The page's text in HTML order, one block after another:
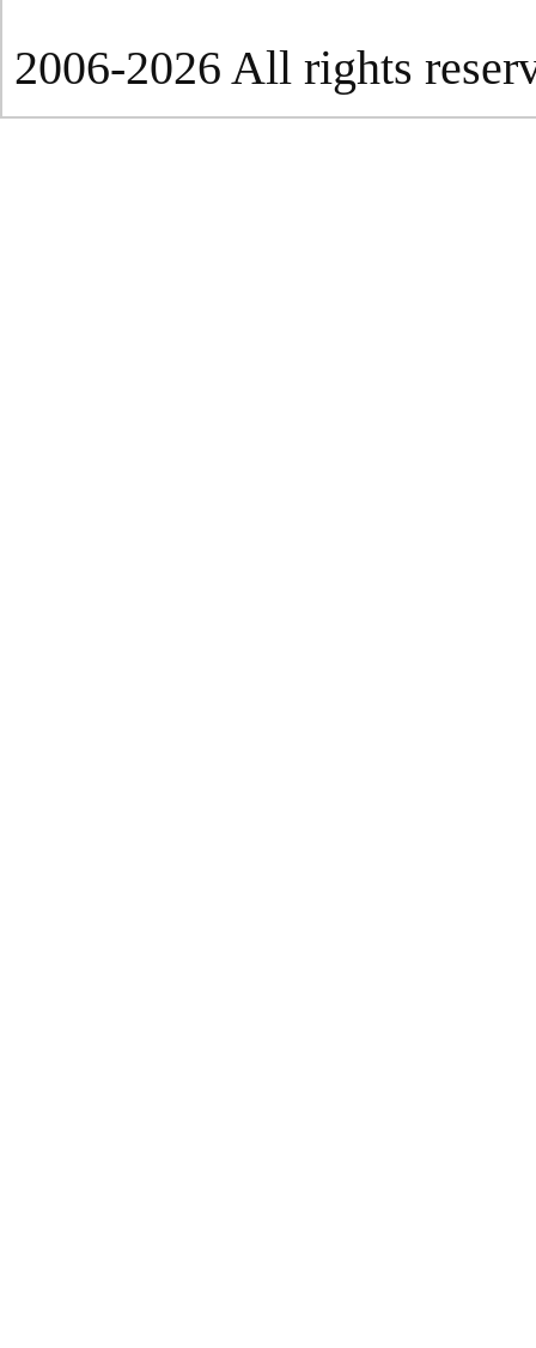
2006-2026 All rights